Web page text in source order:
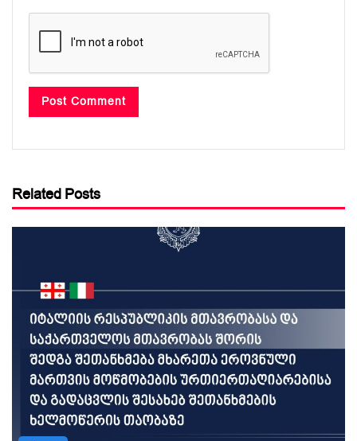
Related Posts